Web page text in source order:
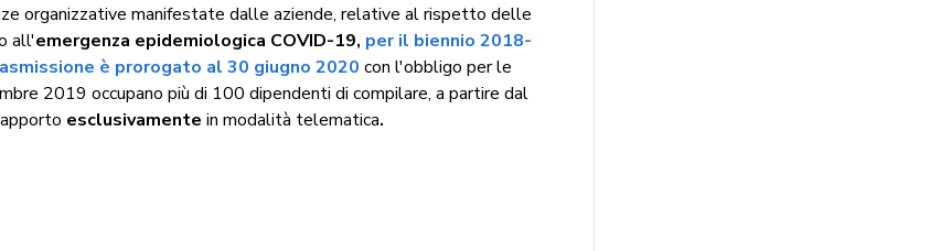
organizzative manifestate dalle aziende, relative al rispetto delle
all'emergenza epidemiologica COVID-19, per il biennio 2018-
è prorogato al 30 giugno 2020 con l'obbligo per le
2019 occupano più di 100 dipendenti di compilare, a partire dal
esclusivamente in modalità telematica.